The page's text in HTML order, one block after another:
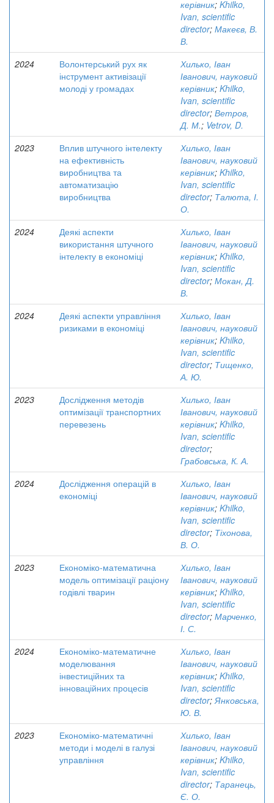
керівник; Khilko,
Ivan, scientific
director; Макеєв, В.
В.
2024
Волонтерський рух як
інструмент активізації
молоді у громадах
Хилько, Іван
Іванович, науковий
керівник; Khilko,
Ivan, scientific
director; Ветров,
Д. М.; Vetrov, D.
2023
Вплив штучного інтелекту
на ефективність
виробництва та
автоматизацію
виробництва
Хилько, Іван
Іванович, науковий
керівник; Khilko,
Ivan, scientific
director; Талюта, І.
О.
2024
Деякі аспекти
використання штучного
інтелекту в економіці
Хилько, Іван
Іванович, науковий
керівник; Khilko,
Ivan, scientific
director; Мокан, Д.
В.
2024
Деякі аспекти управління
ризиками в економіці
Хилько, Іван
Іванович, науковий
керівник; Khilko,
Ivan, scientific
director; Тищенко,
А. Ю.
2023
Дослідження методів
оптимізації транспортних
перевезень
Хилько, Іван
Іванович, науковий
керівник; Khilko,
Ivan, scientific
director;
Грабовська, К. А.
2024
Дослідження операцій в
економіці
Хилько, Іван
Іванович, науковий
керівник; Khilko,
Ivan, scientific
director; Тіхонова,
В. О.
2023
Економіко-математична
модель оптимізації раціону
годівлі тварин
Хилько, Іван
Іванович, науковий
керівник; Khilko,
Ivan, scientific
director; Марченко,
І. С.
2024
Економіко-математичне
моделювання
інвестиційних та
інноваційних процесів
Хилько, Іван
Іванович, науковий
керівник; Khilko,
Ivan, scientific
director;Янковська,
Ю. В.
2023
Економіко-математичні
методи і моделі в галузі
управління
Хилько, Іван
Іванович, науковий
керівник; Khilko,
Ivan, scientific
director; Таранець,
Є. О.